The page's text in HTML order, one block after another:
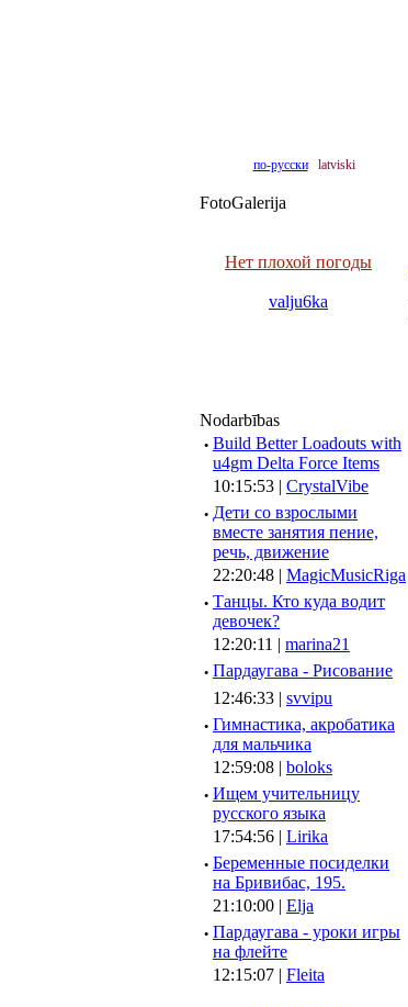
по-русски latviski
FotoGalerija
Нет плохой погоды
valju6ka
Nodarbības
· Build Better Loadouts with
u4gm Delta Force Items
10:15:53 | CrystalVibe
· Дети со взрослыми
вместе занятия пение,
речь, движение
22:20:48 | MagicMusicRiga
· Танцы. Кто куда водит
девочек?
12:20:11 | marina21
· Пардаугава - Рисование
12:46:33 | svvipu
· Гимнастика, акробатика
для мальчика
12:59:08 | boloks
· Ищем учительницу
русского языка
17:54:56 | Lirika
· Беременные посиделки
на Бривибас, 195.
21:10:00 | Elja
· Пардаугава - уроки игры
на флейте
12:15:07 | Fleita